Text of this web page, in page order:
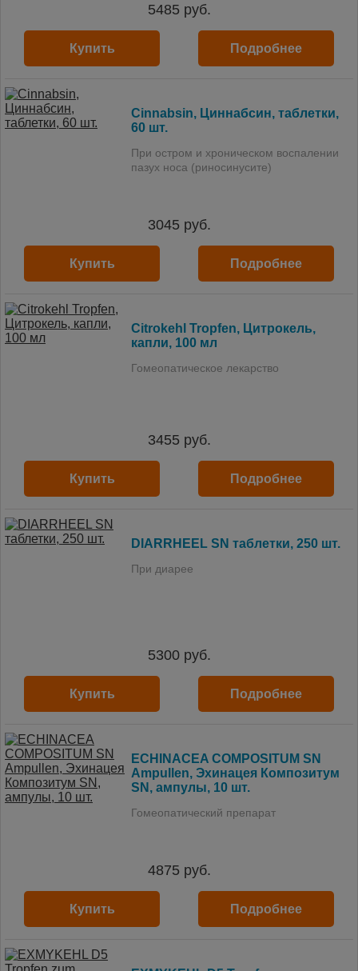
5485 руб.
Купить Подробнее
Cinnabsin, Циннабсин, таблетки,
60 шт.
При остром и хроническом воспалении
пазух носа (риносинусите)
3045 руб.
Купить Подробнее
Citrokehl Tropfen, Цитрокель,
капли, 100 мл
Гомеопатическое лекарство
3455 руб.
Купить Подробнее
DIARRHEEL SN таблетки, 250 шт.
При диарее
5300руб.
Купить Подробнее
ECHINACEA COMPOSITUM SN
Ampullen, Эхинацея Композитум
SN, ампулы, 10 шт.
Гомеопатический препарат
4875 руб.
Купить Подробнее